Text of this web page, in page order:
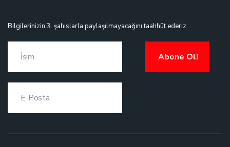
Bilgilerinizin 3. şahıslarla paylaşılmayacağını taahhüt ederiz.
Abone Ol!